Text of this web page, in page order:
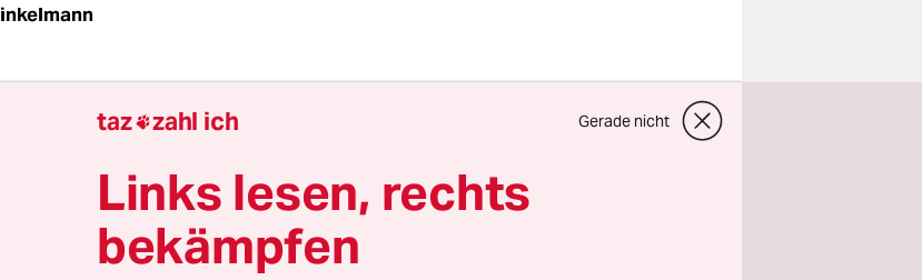
Macht in Europa kennt jeder: ein Trüppchen von
-frauen, entweder in einer Linie oder auch in zwei,
Treppe arrangiert, in die Kamera lächelnd. Gern
ein deutscher Kanzler oder eine Kanzlerin, auf
im Gespräch vertieft mit einem französischen
lautet: Diese Leute sind gewählt, und sie
taz zahl ich Gerade nicht
Links lesen, rechts
bekämpfen